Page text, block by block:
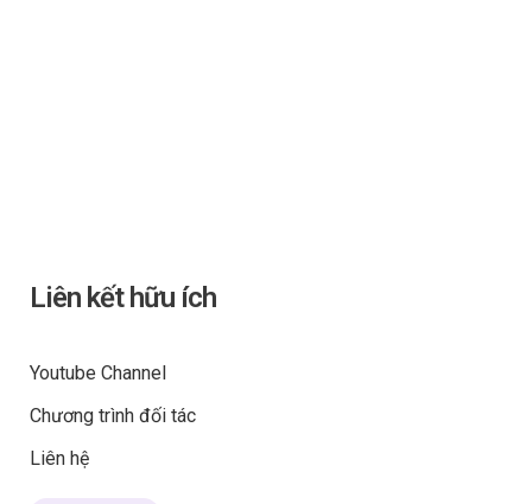
Liên kết hữu ích
Youtube Channel
Chương trình đối tác
Liên hệ